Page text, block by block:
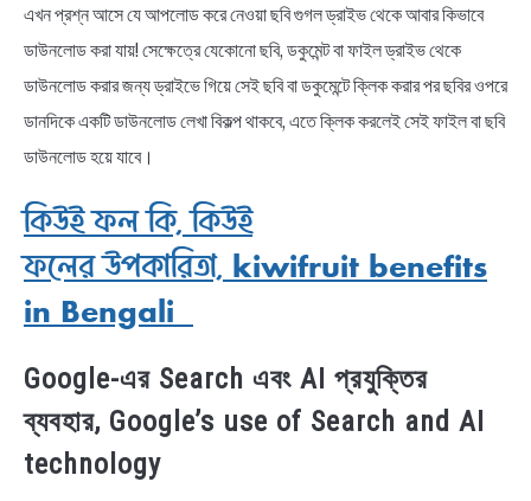
এখন প্রশ্ন আসে যে আপলোড করে নেওয়া ছবি গুগল ড্রাইভ থেকে আবার কিভাবে
ডাউনলোড করা যায়! সেক্ষেত্রে যেকোনো ছবি, ডকুমেন্ট বা ফাইল ড্রাইভ থেকে
ডাউনলোড করার জন্য ড্রাইভে গিয়ে সেই ছবি বা ডকুমেন্টে ক্লিক করার পর ছবির ওপরে
ডানদিকে একটি ডাউনলোড লেখা বিকল্প থাকবে, এতে ক্লিক করলেই সেই ফাইল বা ছবি
ডাউনলোড হয়ে যাবে।
কিউই ফল কি, কিউই
ফলের উপকারিতা, kiwifruit benefits
in Bengali
Google-এর Search এবং AI প্রযুক্তির
ব্যবহার, Google’s use of Search and AI
technology